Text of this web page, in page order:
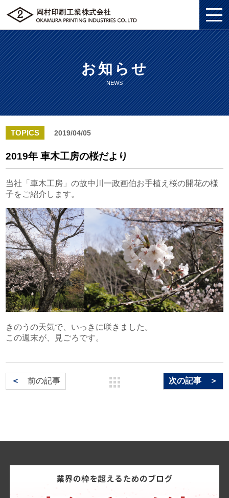
私たちについて
私たちについてトップ
SDGS
環境
プライバシーポリシー
一般事業主行動計画
総合印刷ソリューション
総合印刷ソリューショントップ
商業印刷
インクジェット印刷
プロフェッショナル・トナー印刷
企画・制作
企画・制作トップ
取扱説明書
ソリューション
文化財アーカイブ＆複製＆活用
環境ソリューション
周年事業
複製原画
DECOTTE
美術散華
NARA GOODS
紙行灯
御朱印・御城印
企業情報トップ
代表挨拶
会社概要
沿革
文化活動
採用情報
超印刷（印刷業界の枠を超える取り組みのブログ）
プライバシーポリシー
サイトマップ
お知らせ
NEWS
TOPICS 2019/04/05
2019年 車木工房の桜だより
当社「車木工房」の故中川一政画伯お手植え桜の開花の様
子をご紹介します。
きのうの天気で、いっきに咲きました。
この週末が、見ごろです。
＜ 前の記事 次の記事 ＞